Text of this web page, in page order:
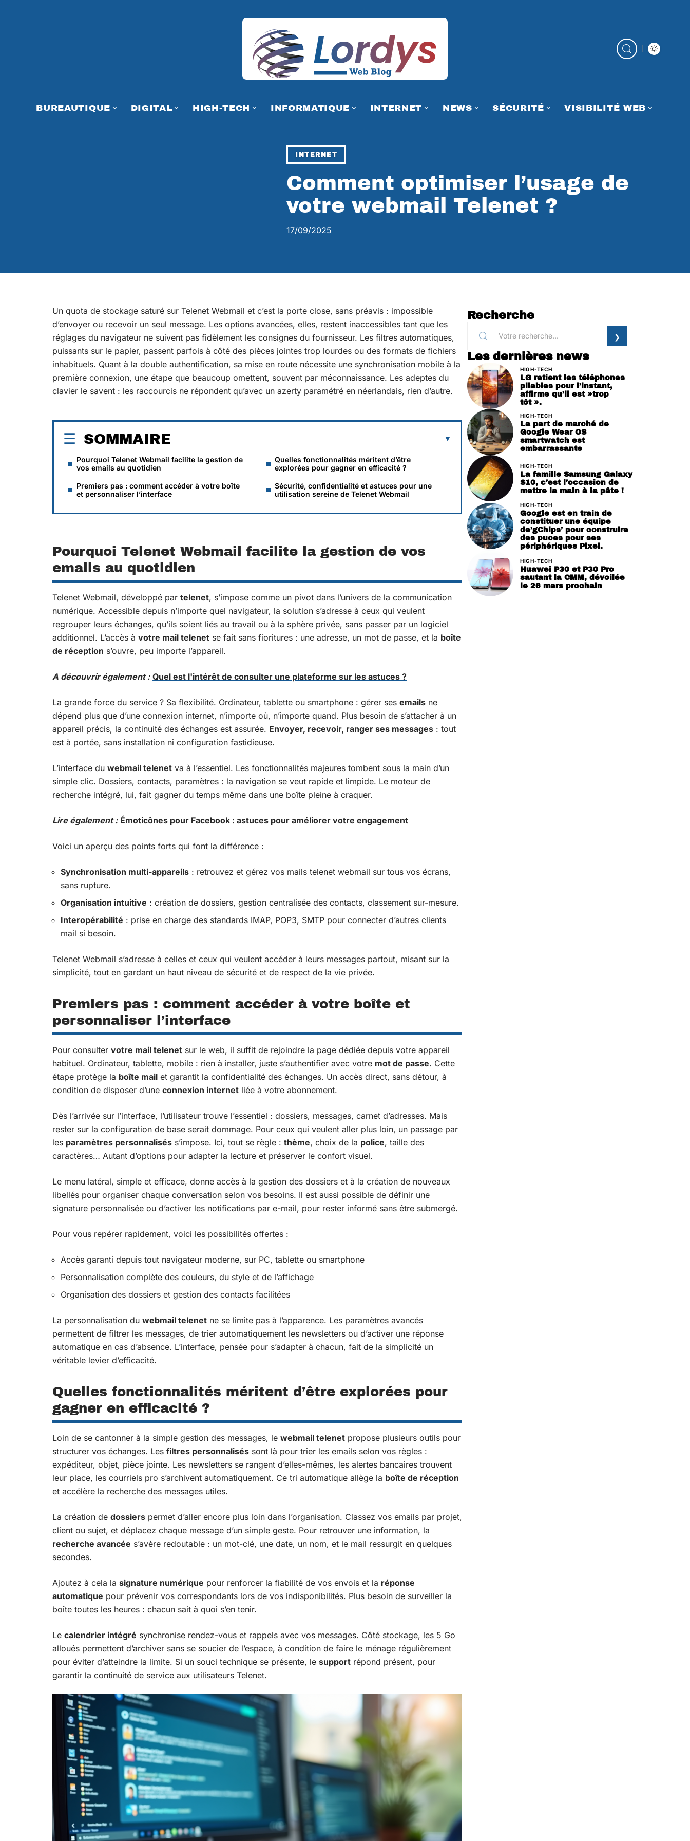
BUREAUTIQUE DIGITAL HIGH-TECH INFORMATIQUE INTERNET NEWS SÉCURITÉ VISIBILITÉ WEB
INTERNET
Comment optimiser l’usage de
votre webmail Telenet ?
17/09/2025
Un quota de stockage saturé sur Telenet Webmail et c’est la porte close, sans préavis : impossible
d’envoyer ou recevoir un seul message. Les options avancées, elles, restent inaccessibles tant que les
réglages du navigateur ne suivent pas fidèlement les consignes du fournisseur. Les filtres automatiques,
puissants sur le papier, passent parfois à côté des pièces jointes trop lourdes ou des formats de fichiers
inhabituels. Quant à la double authentification, sa mise en route nécessite une synchronisation mobile à la
première connexion, une étape que beaucoup omettent, souvent par méconnaissance. Les adeptes du
clavier le savent : les raccourcis ne répondent qu’avec un azerty paramétré en néerlandais, rien d’autre.
SOMMAIRE
Pourquoi Telenet Webmail facilite la gestion de
vos emails au quotidien
Premiers pas : comment accéder à votre boîte
et personnaliser l’interface
Quelles fonctionnalités méritent d’être
explorées pour gagner en efficacité ?
Sécurité, confidentialité et astuces pour une
utilisation sereine de Telenet Webmail
Pourquoi Telenet Webmail facilite la gestion de vos
emails au quotidien
Telenet Webmail, développé par telenet, s’impose comme un pivot dans l’univers de la communication
numérique. Accessible depuis n’importe quel navigateur, la solution s’adresse à ceux qui veulent
regrouper leurs échanges, qu’ils soient liés au travail ou à la sphère privée, sans passer par un logiciel
additionnel. L’accès à votre mail telenet se fait sans fioritures : une adresse, un mot de passe, et la boîte
de réception s’ouvre, peu importe l’appareil.
A découvrir également : Quel est l'intérêt de consulter une plateforme sur les astuces ?
La grande force du service ? Sa flexibilité. Ordinateur, tablette ou smartphone : gérer ses emails ne
dépend plus que d’une connexion internet, n’importe où, n’importe quand. Plus besoin de s’attacher à un
appareil précis, la continuité des échanges est assurée. Envoyer, recevoir, ranger ses messages : tout
est à portée, sans installation ni configuration fastidieuse.
L’interface du webmail telenet va à l’essentiel. Les fonctionnalités majeures tombent sous la main d’un
simple clic. Dossiers, contacts, paramètres : la navigation se veut rapide et limpide. Le moteur de
recherche intégré, lui, fait gagner du temps même dans une boîte pleine à craquer.
Lire également : Émoticônes pour Facebook : astuces pour améliorer votre engagement
Voici un aperçu des points forts qui font la différence :
Synchronisation multi-appareils : retrouvez et gérez vos mails telenet webmail sur tous vos écrans,
sans rupture.
Organisation intuitive : création de dossiers, gestion centralisée des contacts, classement sur-mesure.
Interopérabilité : prise en charge des standards IMAP, POP3, SMTP pour connecter d’autres clients
mail si besoin.
Telenet Webmail s’adresse à celles et ceux qui veulent accéder à leurs messages partout, misant sur la
simplicité, tout en gardant un haut niveau de sécurité et de respect de la vie privée.
Premiers pas : comment accéder à votre boîte et
personnaliser l’interface
Pour consulter votre mail telenet sur le web, il suffit de rejoindre la page dédiée depuis votre appareil
habituel. Ordinateur, tablette, mobile : rien à installer, juste s’authentifier avec votre mot de passe. Cette
étape protège la boîte mail et garantit la confidentialité des échanges. Un accès direct, sans détour, à
condition de disposer d’une connexion internet liée à votre abonnement.
Dès l’arrivée sur l’interface, l’utilisateur trouve l’essentiel : dossiers, messages, carnet d’adresses. Mais
rester sur la configuration de base serait dommage. Pour ceux qui veulent aller plus loin, un passage par
les paramètres personnalisés s’impose. Ici, tout se règle : thème, choix de la police, taille des
caractères… Autant d’options pour adapter la lecture et préserver le confort visuel.
Le menu latéral, simple et efficace, donne accès à la gestion des dossiers et à la création de nouveaux
libellés pour organiser chaque conversation selon vos besoins. Il est aussi possible de définir une
signature personnalisée ou d’activer les notifications par e-mail, pour rester informé sans être submergé.
Pour vous repérer rapidement, voici les possibilités offertes :
Accès garanti depuis tout navigateur moderne, sur PC, tablette ou smartphone
Personnalisation complète des couleurs, du style et de l’affichage
Organisation des dossiers et gestion des contacts facilitées
La personnalisation du webmail telenet ne se limite pas à l’apparence. Les paramètres avancés
permettent de filtrer les messages, de trier automatiquement les newsletters ou d’activer une réponse
automatique en cas d’absence. L’interface, pensée pour s’adapter à chacun, fait de la simplicité un
véritable levier d’efficacité.
Quelles fonctionnalités méritent d’être explorées pour
gagner en efficacité ?
Loin de se cantonner à la simple gestion des messages, le webmail telenet propose plusieurs outils pour
structurer vos échanges. Les filtres personnalisés sont là pour trier les emails selon vos règles :
expéditeur, objet, pièce jointe. Les newsletters se rangent d’elles-mêmes, les alertes bancaires trouvent
leur place, les courriels pro s’archivent automatiquement. Ce tri automatique allège la boîte de réception
et accélère la recherche des messages utiles.
La création de dossiers permet d’aller encore plus loin dans l’organisation. Classez vos emails par projet,
client ou sujet, et déplacez chaque message d’un simple geste. Pour retrouver une information, la
recherche avancée s’avère redoutable : un mot-clé, une date, un nom, et le mail ressurgit en quelques
secondes.
Ajoutez à cela la signature numérique pour renforcer la fiabilité de vos envois et la réponse
automatique pour prévenir vos correspondants lors de vos indisponibilités. Plus besoin de surveiller la
boîte toutes les heures : chacun sait à quoi s’en tenir.
Le calendrier intégré synchronise rendez-vous et rappels avec vos messages. Côté stockage, les 5 Go
alloués permettent d’archiver sans se soucier de l’espace, à condition de faire le ménage régulièrement
pour éviter d’atteindre la limite. Si un souci technique se présente, le support répond présent, pour
garantir la continuité de service aux utilisateurs Telenet.
Recherche
Les dernières news
HIGH-TECH
LG retient les téléphones
pliables pour l’instant,
affirme qu’il est »trop
tôt ».
HIGH-TECH
La part de marché de
Google Wear OS
smartwatch est
embarrassante
HIGH-TECH
La famille Samsung Galaxy
S10, c’est l’occasion de
mettre la main à la pâte !
HIGH-TECH
Google est en train de
constituer une équipe
de’gChips’ pour construire
des puces pour ses
périphériques Pixel.
HIGH-TECH
Huawei P30 et P30 Pro
sautant la CMM, dévoilée
le 26 mars prochain